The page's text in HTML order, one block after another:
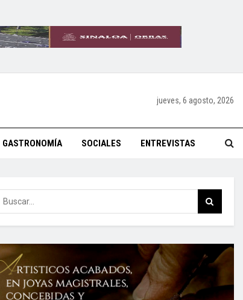
jueves, 6 agosto, 2026
GASTRONOMÍA SOCIALES ENTREVISTAS